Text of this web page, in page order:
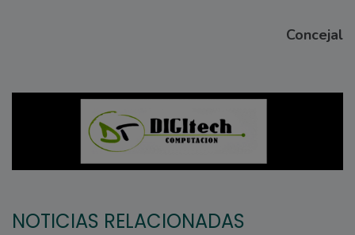
Concejal
NOTICIAS RELACIONADAS